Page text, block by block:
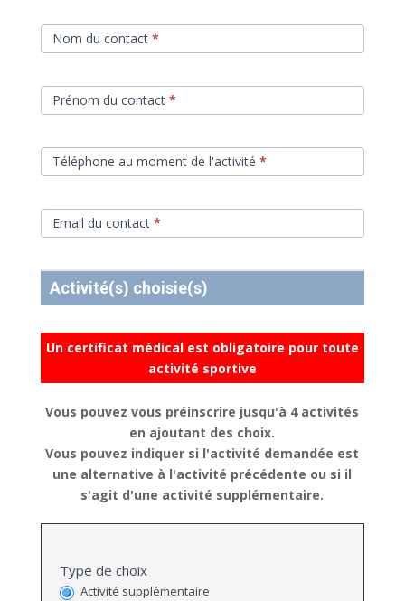
Nom du contact *
Prénom du contact *
Téléphone au moment de l'activité *
Email du contact *
Activité(s) choisie(s)
Un certificat médical est obligatoire pour toute
activité sportive
Vous pouvez vous préinscrire jusqu'à 4 activités
en ajoutant des choix.
Vous pouvez indiquer si l'activité demandée est
une alternative à l'activité précédente ou si il
s'agit d'une activité supplémentaire.
Type de choix
Activité supplémentaire